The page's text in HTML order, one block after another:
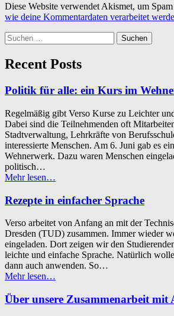
Diese Website verwendet Akismet, um
wie deine Kommentardaten verarbeitet
Suchen
nach:
Recent Posts
Politik für alle: ein Kurs im
Regelmäßig gibt Verso Kurse zu Leichter
Dabei sind die Teilnehmenden oft
Stadtverwaltung, Lehrkräfte von
interessierte Menschen. Am 6. Juni gab es
Wehnerwerk. Dazu waren Menschen
politisch…
Mehr lesen
alle:
ein
Kurs
im
Wehnerwerk
Dresden”
…
Rezepte in einfacher Sprache
Verso arbeitet von Anfang an mit der
Dresden (TUD) zusammen. Immer wieder
eingeladen. Dort zeigen wir den
leichte und einfache Sprache. Natürlich
dann auch anwenden. So…
Mehr lesen
einfacher
Sprache”
…
Über unsere Zusammenarbeit mit